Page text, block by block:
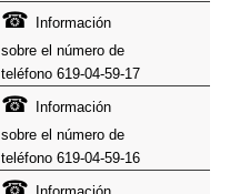
☎ Información
sobre el número de
teléfono 619-04-59-17
☎ Información
sobre el número de
teléfono 619-04-59-16
☎